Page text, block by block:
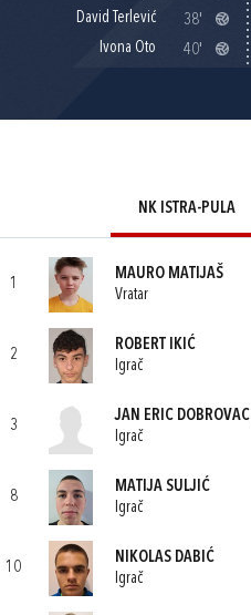
David Terlević
38'
Ivona Oto
40'
NK ISTRA-PULA
1
MAURO MATIJAŠ
Vratar
2
ROBERT IKIĆ
Igrač
3
JAN ERIC DOBROVAC
Igrač
8
MATIJA SULJIĆ
Igrač
10
NIKOLAS DABIĆ
Igrač